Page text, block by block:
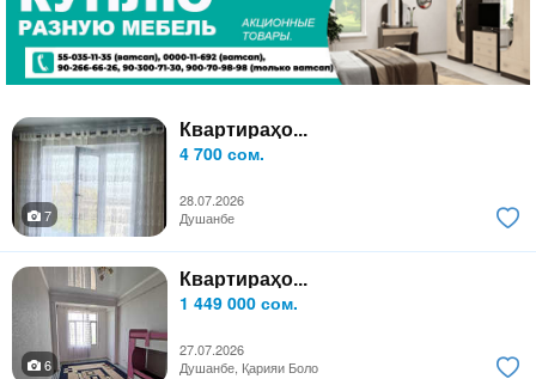
Квартираҳо...
4 700 сом.
28.07.2026
7
Душанбе
Квартираҳо...
1 449 000 сом.
27.07.2026
6
Душанбе, Қарияи Боло